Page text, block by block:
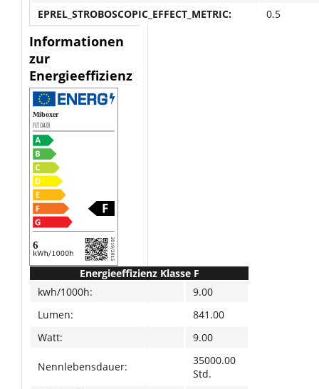
EPREL_STROBOSCOPIC_EFFECT_METRIC:
0.5
Informationen
zur
Energieeffizienz
Energieeffizienz Klasse F
kwh/1000h:
9.00
Lumen:
841.00
Watt:
9.00
Nennlebensdauer:
35000.00
Std.